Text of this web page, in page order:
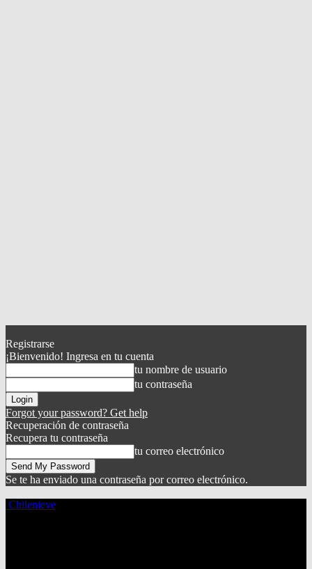
Registrarse
¡Bienvenido! Ingresa en tu cuenta
tu nombre de usuario
tu contraseña
Forgot your password? Get help
Recuperación de contraseña
Recupera tu contraseña
tu correo electrónico
Se te ha enviado una contraseña por correo electrónico.
Chilenieve